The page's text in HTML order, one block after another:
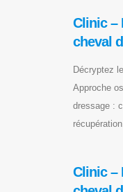
Clinic –
cheval
Décryptez
Approche
dressage :
Clinic –